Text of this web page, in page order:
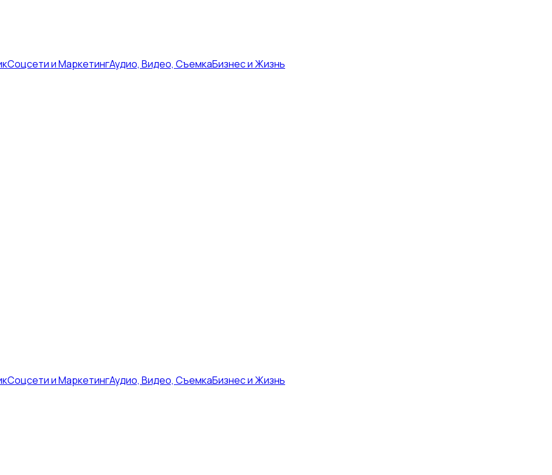
Соцсети и МаркетингАудио, Видео, СъемкаБизнес и Жизнь
Соцсети и МаркетингАудио, Видео, СъемкаБизнес и Жизнь